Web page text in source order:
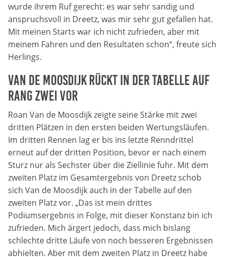
wurde ihrem Ruf gerecht: es war sehr sandig und
anspruchsvoll in Dreetz, was mir sehr gut gefallen hat.
Mit meinen Starts war ich nicht zufrieden, aber mit
meinem Fahren und den Resultaten schon“, freute sich
Herlings.
Van de Moosdijk rückt in der Tabelle auf
Rang zwei vor
Roan Van de Moosdijk zeigte seine Stärke mit zwei
dritten Plätzen in den ersten beiden Wertungsläufen.
Im dritten Rennen lag er bis ins letzte Renndrittel
erneut auf der dritten Position, bevor er nach einem
Sturz nur als Sechster über die Ziellinie fuhr. Mit dem
zweiten Platz im Gesamtergebnis von Dreetz schob
sich Van de Moosdijk auch in der Tabelle auf den
zweiten Platz vor. „Das ist mein drittes
Podiumsergebnis in Folge, mit dieser Konstanz bin ich
zufrieden. Mich ärgert jedoch, dass mich bislang
schlechte dritte Läufe von noch besseren Ergebnissen
abhielten. Aber mit dem zweiten Platz in Dreetz habe
Anbieter:
DMSB
Zweck:
Dieser Cookie speichert die gewählten Cookie-
Einstellungen.
Cookie Laufzeit:
12 Monate
Statistiken
Cookies, die der Sammlung von Informationen und
Erstellung von Berichten über die Website-
Nutzungsstatistik dienen, ohne dass einzelne
Besucher persönlich identifiziert werden können.
Google Analytics
Name:
_gat, _ga, _gid